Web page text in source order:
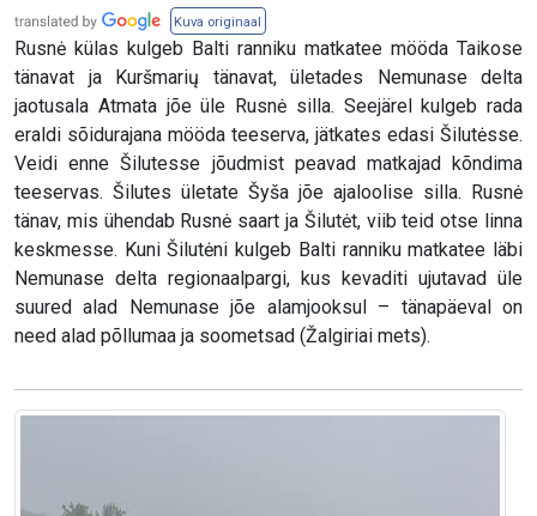
Kuva originaal
Rusnė külas kulgeb Balti ranniku matkatee mööda Taikose
tänavat ja Kuršmarių tänavat, ületades Nemunase delta
jaotusala Atmata jõe üle Rusnė silla. Seejärel kulgeb rada
eraldi sõidurajana mööda teeserva, jätkates edasi Šilutėsse.
Veidi enne Šilutesse jõudmist peavad matkajad kõndima
teeservas. Šilutes ületate Šyša jõe ajaloolise silla. Rusnė
tänav, mis ühendab Rusnė saart ja Šilutėt, viib teid otse linna
keskmesse. Kuni Šilutėni kulgeb Balti ranniku matkatee läbi
Nemunase delta regionaalpargi, kus kevaditi ujutavad üle
suured alad Nemunase jõe alamjooksul – tänapäeval on
need alad põllumaa ja soometsad (Žalgiriai mets).